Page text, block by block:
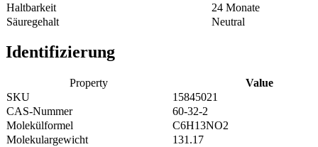
Haltbarkeit
24 Monate
Säuregehalt
Neutral
Identifizierung
Property
Value
SKU
15845021
CAS-Nummer
60-32-2
Molekülformel
C6H13NO2
Molekulargewicht
131.17